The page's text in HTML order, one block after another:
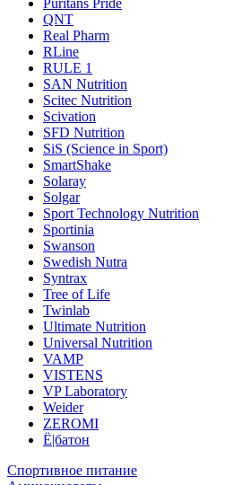
Puritans Pride
QNT
Real Pharm
RLine
RULE 1
SAN Nutrition
Scitec Nutrition
Scivation
SFD Nutrition
SiS (Science in Sport)
SmartShake
Solaray
Solgar
Sport Technology Nutrition
Sportinia
Swanson
Swedish Nutra
Syntrax
Tree of Life
Twinlab
Ultimate Nutrition
Universal Nutrition
VAMP
VISTENS
VP Laboratory
Weider
ZEROMI
Ё|батон
Спортивное питание